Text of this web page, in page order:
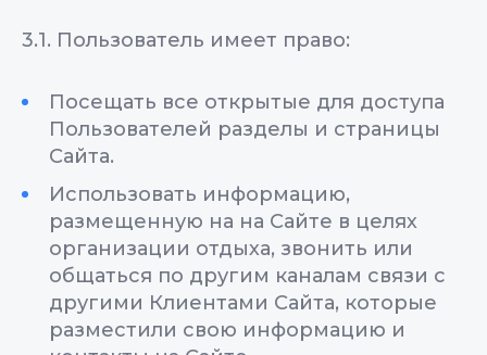
3.1. Пользователь имеет право:
Посещать все открытые для доступа
Пользователей разделы и страницы
Сайта.
Использовать информацию,
размещенную на на Сайте в целях
организации отдыха, звонить или
общаться по другим каналам связи с
другими Клиентами Сайта, которые
разместили свою информацию и